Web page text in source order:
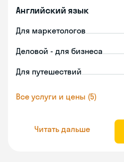
Английский язык
Для маркетологов
Деловой - для бизнеса
Для путешествий
Все услуги и цены (5)
Читать дальше